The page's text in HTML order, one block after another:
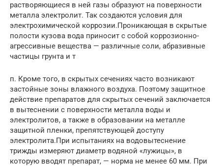
растворяющиеся в ней газы образуют на поверхности
металла электролит. Так создаются условия для
электрохимической коррозии.Проникающая в скрытые
полости кузова вода приносит с собой коррозионно-
агрессивные вещества — различные соли, абразивные
частицы грунта и т
п. Кроме того, в скрытых сечениях часто возникают
застойные зоны влажного воздуха. Поэтому защитное
действие препаратов для скрытых сечений заключается
в вытеснении с поверхности металла воды и
электролитов, а также в образовании на металле
защитной пленки, препятствующей доступу
электролита.При испытаниях на водовытеснение
трижды измеряют диаметр водяной «лужицы», в
которую вводят препарат, — норма не менее 60 мм. При